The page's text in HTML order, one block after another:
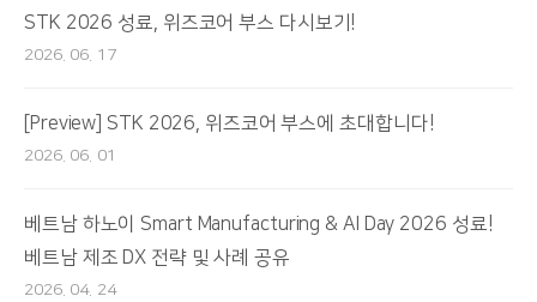
STK 2026 성료, 위즈코어 부스 다시보기!
2026. 06. 17
[Preview] STK 2026, 위즈코어 부스에 초대합니다!
2026. 06. 01
베트남 하노이 Smart Manufacturing & AI Day 2026 성료!
베트남 제조 DX 전략 및 사례 공유
2026. 04. 24